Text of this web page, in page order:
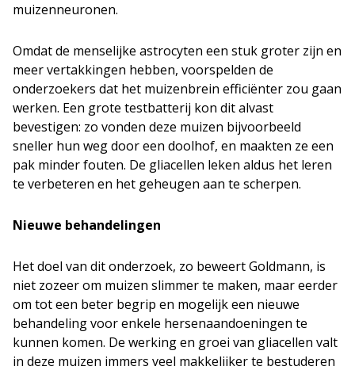
muizenneuronen.
Omdat de menselijke astrocyten een stuk groter zijn en
meer vertakkingen hebben, voorspelden de
onderzoekers dat het muizenbrein efficiënter zou gaan
werken. Een grote testbatterij kon dit alvast
bevestigen: zo vonden deze muizen bijvoorbeeld
sneller hun weg door een doolhof, en maakten ze een
pak minder fouten. De gliacellen leken aldus het leren
te verbeteren en het geheugen aan te scherpen.
Nieuwe behandelingen
Het doel van dit onderzoek, zo beweert Goldmann, is
niet zozeer om muizen slimmer te maken, maar eerder
om tot een beter begrip en mogelijk een nieuwe
behandeling voor enkele hersenaandoeningen te
kunnen komen. De werking en groei van gliacellen valt
in deze muizen immers veel makkelijker te bestuderen